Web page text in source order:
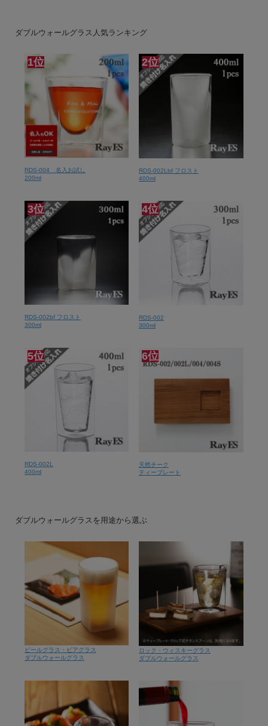
ダブルウォールグラス人気ランキング
1位
RDS-004 名入お試し
200ml
2位
RDS-002Lbf フロスト
400ml
3位
RDS-002bf フロスト
300ml
4位
RDS-002
300ml
5位
RDS-002L
400ml
6位
天然チーク
ティープレート
ダブルウォールグラスを用途から選ぶ
ビールグラス・ビアグラス
ダブルウォールグラス
ロック・ウィスキーグラス
ダブルウォールグラス